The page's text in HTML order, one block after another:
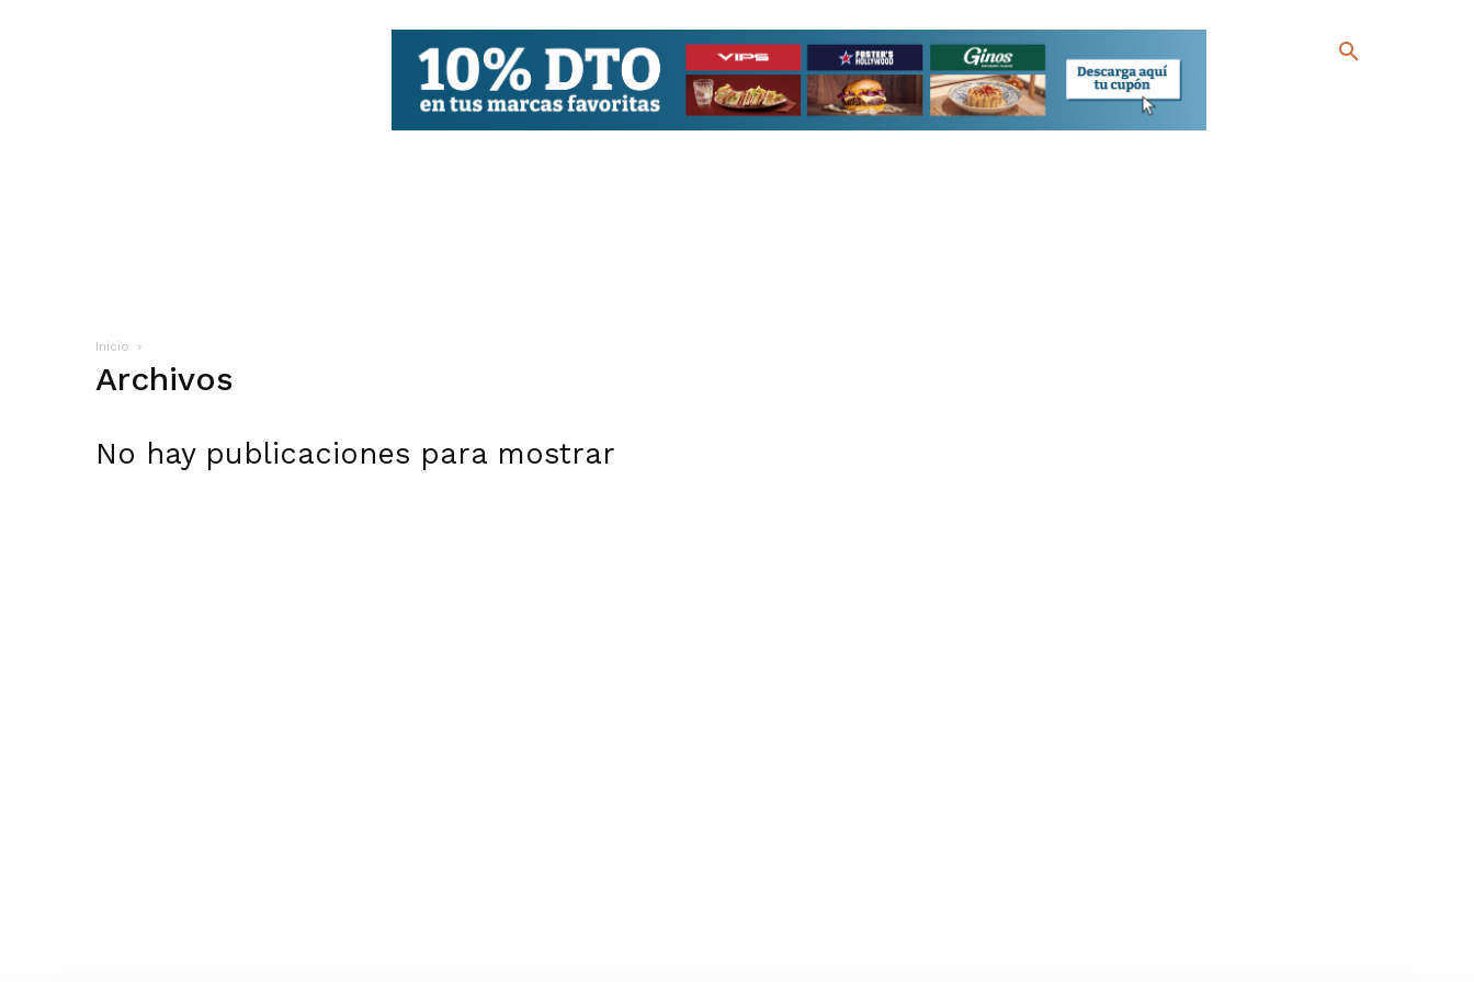
Inicio
Archivos
No hay publicaciones para mostrar